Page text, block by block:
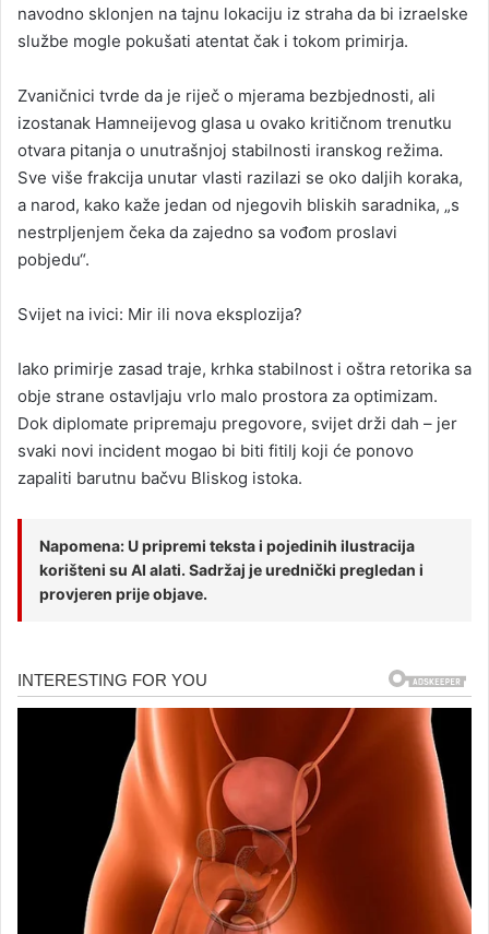
navodno sklonjen na tajnu lokaciju iz straha da bi izraelske
službe mogle pokušati atentat čak i tokom primirja.
Zvaničnici tvrde da je riječ o mjerama bezbjednosti, ali
izostanak Hamneijevog glasa u ovako kritičnom trenutku
otvara pitanja o unutrašnjoj stabilnosti iranskog režima.
Sve više frakcija unutar vlasti razilazi se oko daljih koraka,
a narod, kako kaže jedan od njegovih bliskih saradnika, „s
nestrpljenjem čeka da zajedno sa vođom proslavi
pobjedu“.
Svijet na ivici: Mir ili nova eksplozija?
Iako primirje zasad traje, krhka stabilnost i oštra retorika sa
obje strane ostavljaju vrlo malo prostora za optimizam.
Dok diplomate pripremaju pregovore, svijet drži dah – jer
svaki novi incident mogao bi biti fitilj koji će ponovo
zapaliti barutnu bačvu Bliskog istoka.
Napomena: U pripremi teksta i pojedinih ilustracija
korišteni su AI alati. Sadržaj je urednički pregledan i
provjeren prije objave.